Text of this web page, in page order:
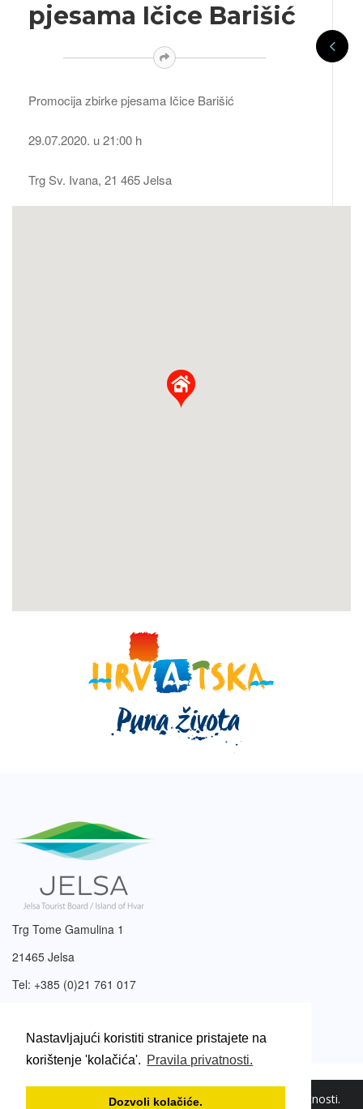
Nastavljajući koristiti stranice pristajete na
korištenje 'kolačića'. Pravila privatnosti.
Dozvoli kolačiće.
pjesama Ičice Barišić
Promocija zbirke pjesama Ičice Barišić
29.07.2020. u 21:00 h
Trg Sv. Ivana, 21 465 Jelsa
Trg Tome Gamulina 1
21465 Jelsa
Tel: +385 (0)21 761 017
2003. – 2026. © Turistička zajednica Jelsa. Pravila privatnosti.